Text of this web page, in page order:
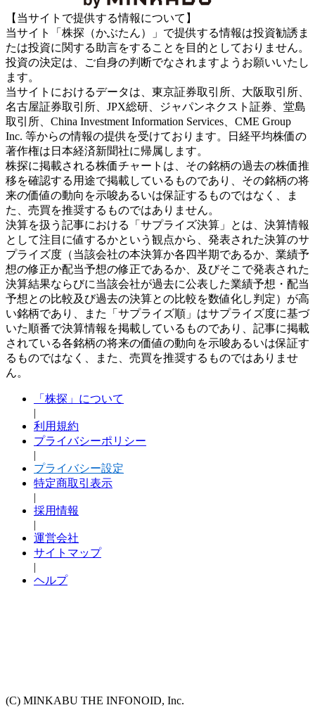
【当サイトで提供する情報について】
当サイト「株探（かぶたん）」で提供する情報は投資勧誘ま
たは投資に関する助言をすることを目的としておりません。
投資の決定は、ご自身の判断でなされますようお願いいたし
ます。
当サイトにおけるデータは、東京証券取引所、大阪取引所、
名古屋証券取引所、JPX総研、ジャパンネクスト証券、堂島
取引所、China Investment Information Services、CME Group
Inc. 等からの情報の提供を受けております。日経平均株価の
著作権は日本経済新聞社に帰属します。
株探に掲載される株価チャートは、その銘柄の過去の株価推
移を確認する用途で掲載しているものであり、その銘柄の将
来の価値の動向を示唆あるいは保証するものではなく、ま
た、売買を推奨するものではありません。
決算を扱う記事における「サプライズ決算」とは、決算情報
として注目に値するかという観点から、発表された決算のサ
プライズ度（当該会社の本決算か各四半期であるか、業績予
想の修正か配当予想の修正であるか、及びそこで発表された
決算結果ならびに当該会社が過去に公表した業績予想・配当
予想との比較及び過去の決算との比較を数値化し判定）が高
い銘柄であり、また「サプライズ順」はサプライズ度に基づ
いた順番で決算情報を掲載しているものであり、記事に掲載
されている各銘柄の将来の価値の動向を示唆あるいは保証す
るものではなく、また、売買を推奨するものではありませ
ん。
「株探」について
|
利用規約
プライバシーポリシー
|
プライバシー設定
特定商取引表示
|
採用情報
|
運営会社
サイトマップ
|
ヘルプ
(C) MINKABU THE INFONOID, Inc.